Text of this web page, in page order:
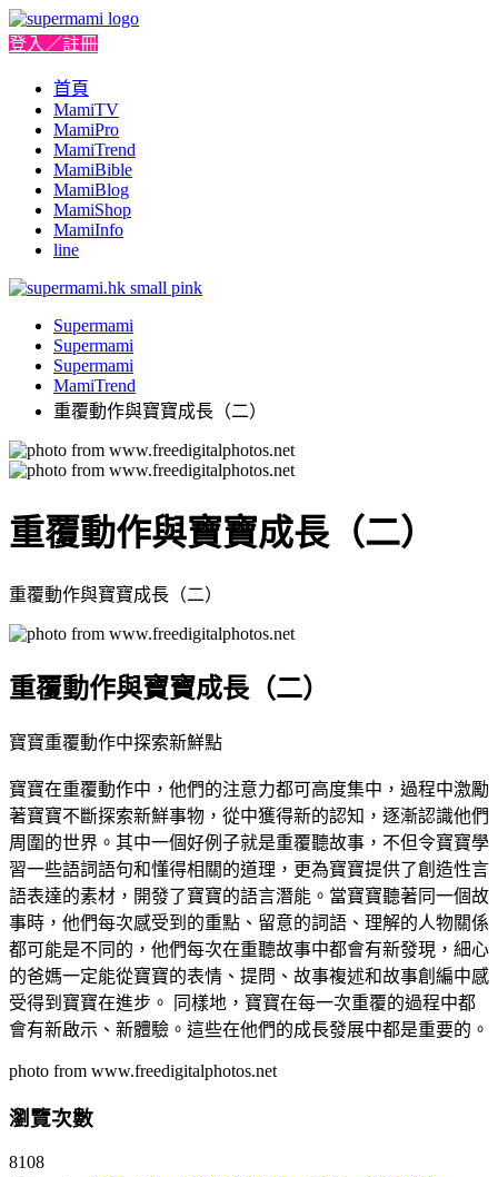
登入／註冊
首頁
MamiTV
MamiPro
MamiTrend
MamiBible
MamiBlog
MamiShop
MamiInfo
line
Supermami
Supermami
Supermami
MamiTrend
重覆動作與寶寶成長（二）
重覆動作與寶寶成長（二）
重覆動作與寶寶成長（二）
重覆動作與寶寶成長（二）
寶寶重覆動作中探索新鮮點
寶寶在重覆動作中，他們的注意力都可高度集中，過程中激勵
著寶寶不斷探索新鮮事物，從中獲得新的認知，逐漸認識他們
周圍的世界。其中一個好例子就是重覆聽故事，不但令寶寶學
習一些語詞語句和懂得相關的道理，更為寶寶提供了創造性言
語表達的素材，開發了寶寶的語言潛能。當寶寶聽著同一個故
事時，他們每次感受到的重點、留意的詞語、理解的人物關係
都可能是不同的，他們每次在重聽故事中都會有新發現，細心
的爸媽一定能從寶寶的表情、提問、故事複述和故事創編中感
受得到寶寶在進步。 同樣地，寶寶在每一次重覆的過程中都
會有新啟示、新體驗。這些在他們的成長發展中都是重要的。
photo from www.freedigitalphotos.net
瀏覽次數
8108